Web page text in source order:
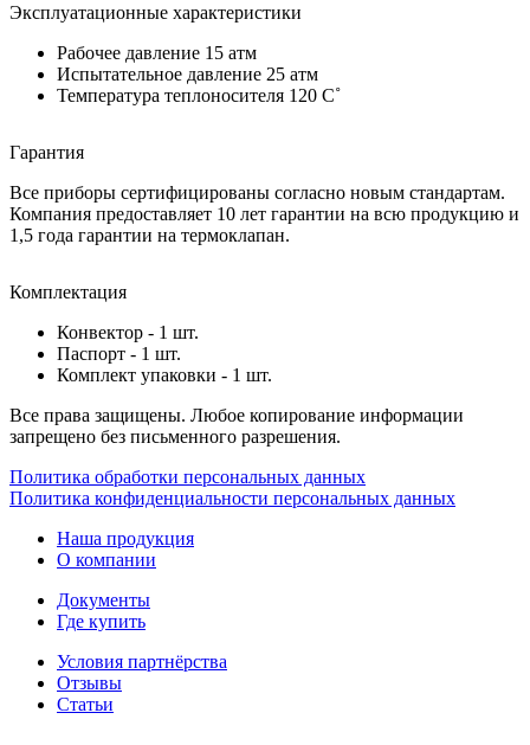
Эксплуатационные характеристики
Рабочее давление 15 атм
Испытательное давление 25 атм
Температура теплоносителя 120 C˚
Гарантия
Все приборы сертифицированы согласно новым стандартам.
Компания предоставляет 10 лет гарантии на всю продукцию и
1,5 года гарантии на термоклапан.
Комплектация
Конвектор - 1 шт.
Паспорт - 1 шт.
Комплект упаковки - 1 шт.
Все права защищены. Любое копирование информации
запрещено без письменного разрешения.
Политика обработки персональных данных
Политика конфиденциальности персональных данных
Наша продукция
О компании
Документы
Где купить
Условия партнёрства
Отзывы
Статьи